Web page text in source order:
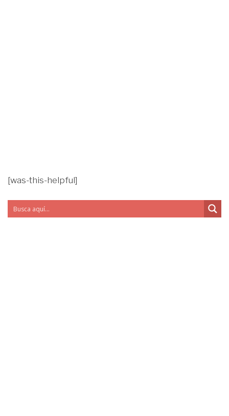
[was-this-helpful]